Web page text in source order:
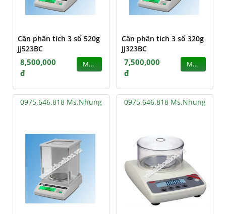
Cân phân tích 3 số 520g
JJ523BC
8,500,000
đ
MUA
Cân phân tích 3 số 320g
JJ323BC
7,500,000
đ
MUA
0975.646.818 Ms.Nhung 0975.646.818 Ms.Nhung